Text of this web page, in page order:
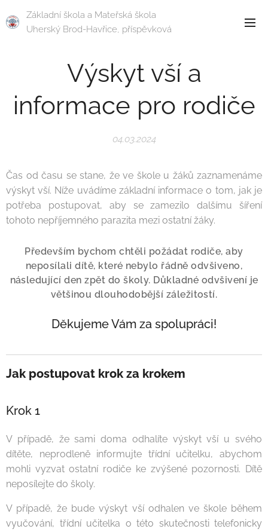
Základní škola a Mateřská škola
Uherský Brod-Havřice, příspěvková
Výskyt vší a
informace pro rodiče
04.03.2024
Čas od času se stane, že ve škole u žáků zaznamenáme
výskyt vší. Níže uvádíme základní informace o tom, jak je
potřeba postupovat, aby se zamezilo dalšímu šíření
tohoto nepříjemného parazita mezi ostatní žáky.
Především bychom chtěli požádat rodiče, aby
neposílali dítě, které nebylo řádně odvšiveno,
následující den zpět do školy. Důkladné odvšivení je
většinou dlouhodobější záležitostí.
Děkujeme Vám za spolupráci!
Jak postupovat krok za krokem
Krok 1
V případě, že sami doma odhalíte výskyt vší u svého
dítěte, neprodleně informujte třídní učitelku, abychom
mohli vyzvat ostatní rodiče ke zvýšené pozornosti. Dítě
neposílejte do školy.
V případě, že bude výskyt vší odhalen ve škole během
vyučování, třídní učitelka o této skutečnosti telefonicky